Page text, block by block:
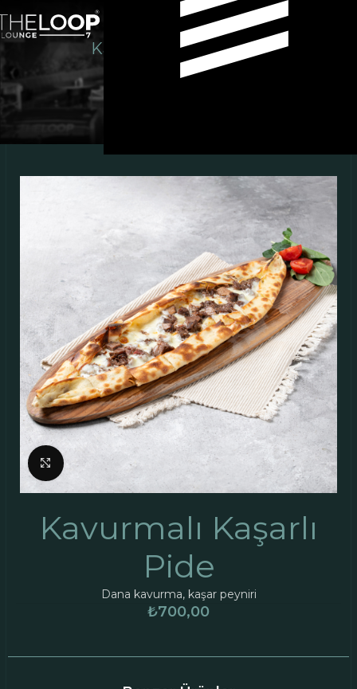
Kavurmalı Kaşarlı Pide
Click to enlarge
Kavurmalı Kaşarlı
Pide
Dana kavurma, kaşar peyniri
₺700,00